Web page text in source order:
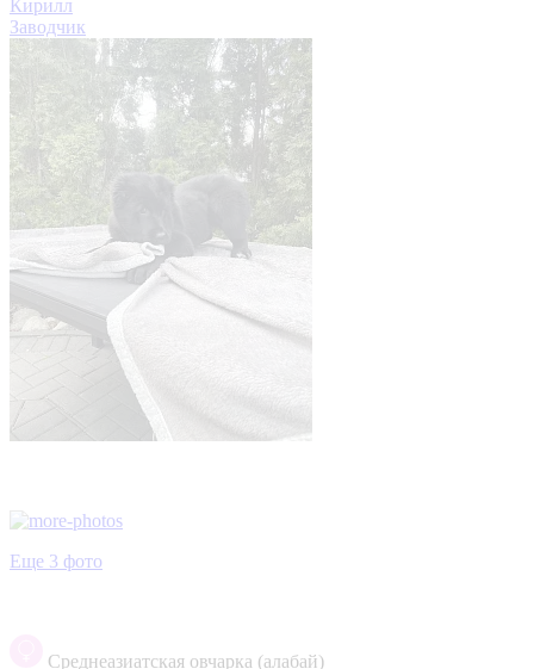
Кирилл
Заводчик
Еще 3 фото
Среднеазиатская овчарка (алабай)